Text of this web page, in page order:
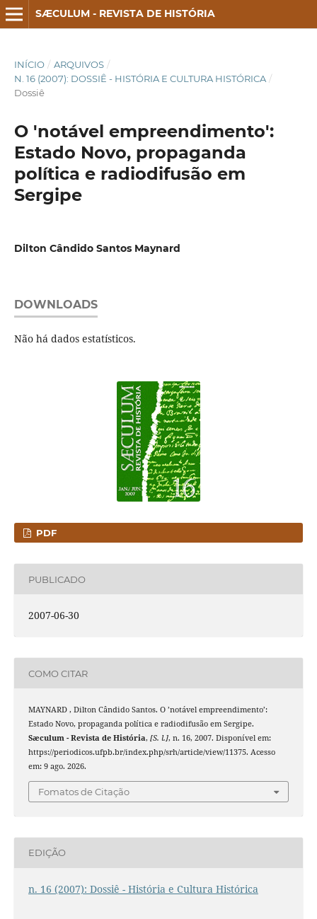
SÆCULUM - REVISTA DE HISTÓRIA
INÍCIO / ARQUIVOS /
N. 16 (2007): DOSSIÊ - HISTÓRIA E CULTURA HISTÓRICA /
Dossiê
O 'notável empreendimento':
Estado Novo, propaganda
política e radiodifusão em
Sergipe
Dilton Cândido Santos Maynard
DOWNLOADS
Não há dados estatísticos.
PDF
PUBLICADO
2007-06-30
COMO CITAR
MAYNARD , Dilton Cândido Santos. O ’notável empreendimento’:
Estado Novo, propaganda política e radiodifusão em Sergipe.
Sæculum - Revista de História, [S. l.], n. 16, 2007. Disponível em:
https://periodicos.ufpb.br/index.php/srh/article/view/11375. Acesso
em: 9 ago. 2026.
Fomatos de Citação
EDIÇÃO
n. 16 (2007): Dossiê - História e Cultura Histórica